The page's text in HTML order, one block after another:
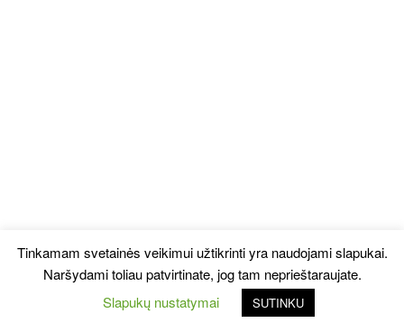
Tinkamam svetainės veikimui užtikrinti yra naudojami slapukai.
Naršydami toliau patvirtinate, jog tam neprieštaraujate.
Slapukų nustatymai
SUTINKU